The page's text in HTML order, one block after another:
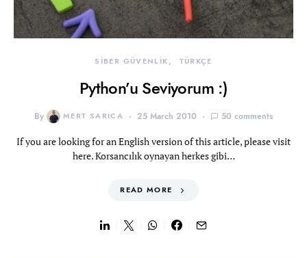
SİBER GÜVENLİK TÜRKÇE
Python’u Seviyorum :)
By MERT SARICA 25 March 2010 50 comments
If you are looking for an English version of this article, please visit
here. Korsancılık oynayan herkes gibi…
READ MORE